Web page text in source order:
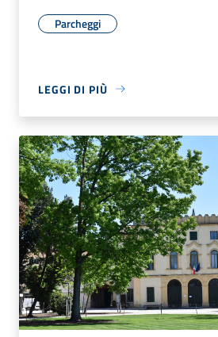
Parcheggi
LEGGI DI PIÙ